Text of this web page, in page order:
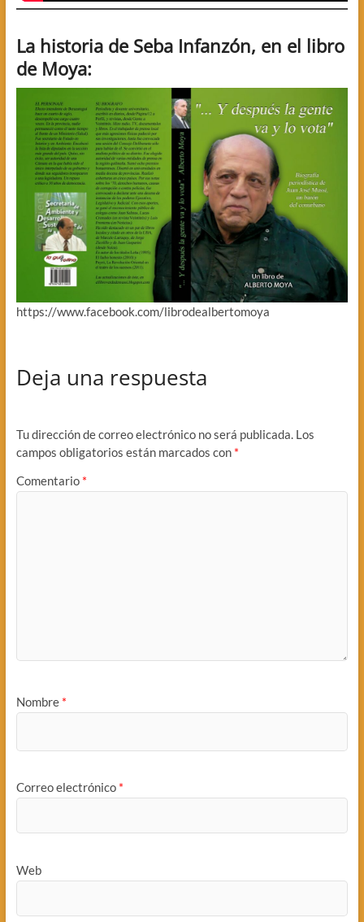
La historia de Seba Infanzón, en el libro
de Moya:
https://www.facebook.com/librodealbertomoya
Deja una respuesta
Tu dirección de correo electrónico no será publicada. Los
campos obligatorios están marcados con *
Comentario *
Nombre *
Correo electrónico *
Web